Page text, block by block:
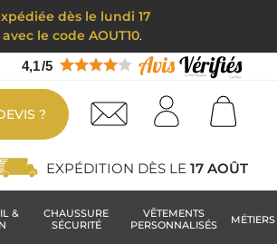
dès le lundi 17
avec le code AOUT10.
4,1/5
?
EXPÉDITION DÈS LE 17 AOÛT
&
CHAUSSURE
SÉCURITÉ
VÊTEMENTS
PERSONNALISÉS
MÉTIERS